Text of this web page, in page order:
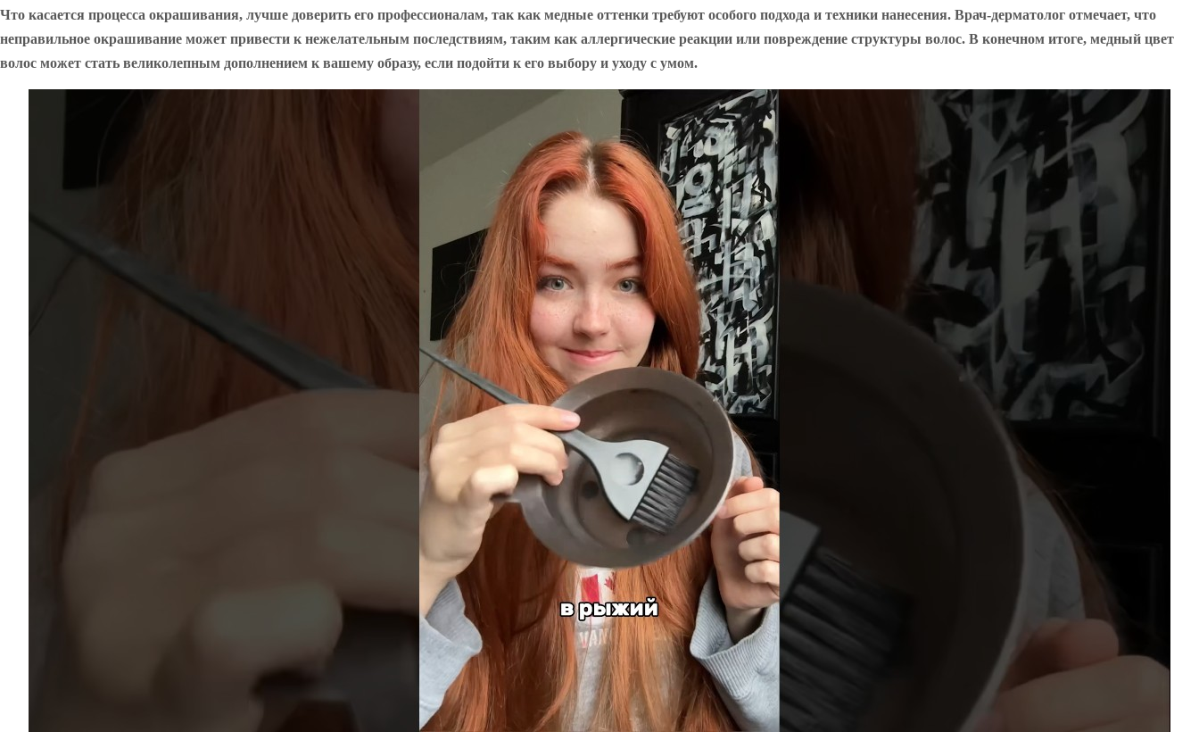
Что касается процесса окрашивания, лучше доверить его профессионалам, так как медные оттенки требуют особого подхода и техники нанесения. Врач-дерматолог отмечает, что
неправильное окрашивание может привести к нежелательным последствиям, таким как аллергические реакции или повреждение структуры волос. В конечном итоге, медный цвет
волос может стать великолепным дополнением к вашему образу, если подойти к его выбору и уходу с умом.